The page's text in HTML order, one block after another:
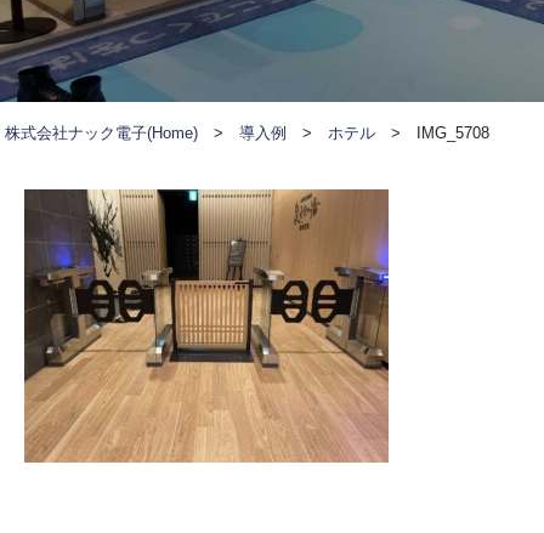
株式会社ナック電子(Home) >導入例 > ホテル > IMG_5708